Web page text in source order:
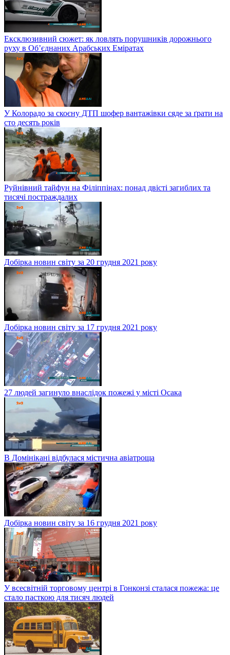
Ексклюзивний сюжет: як ловлять порушників дорожнього
руху в Об’єднаних Арабських Еміратах
У Колорадо за скоєну ДТП шофер вантажівки сяде за ґрати на
сто десять років
Руйнівний тайфун на Філіппінах: понад двісті загиблих та
тисячі постраждалих
Добірка новин світу за 20 грудня 2021 року
Добірка новин світу за 17 грудня 2021 року
27 людей загинуло внаслідок пожежі у місті Осака
В Домінікані відбулася містична авіатроща
Добірка новин світу за 16 грудня 2021 року
У всесвітній торговому центрі в Гонконзі сталася пожежа: це
стало пасткою для тисяч людей